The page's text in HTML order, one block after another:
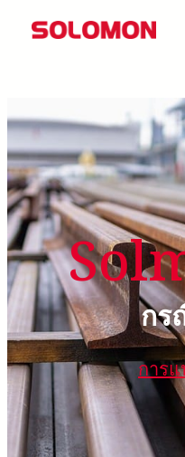
ข้าม
เนื้อหา
กร
การ